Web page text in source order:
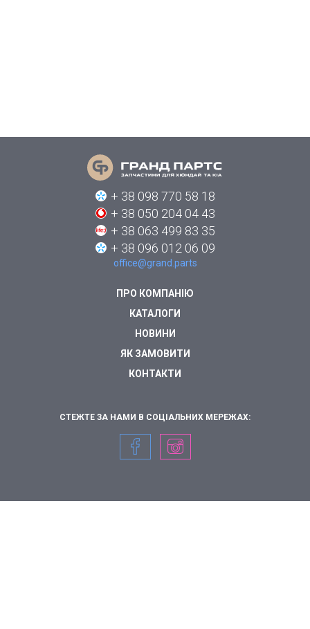
ПРО КОМПАНІЮ
КАТАЛОГИ
НОВИНИ
ЯК ЗАМОВИТИ
КОНТАКТИ
+ 38 098 770 58 18
+ 38 050 204 04 43
+ 38 063 499 83 35
+ 38 096 012 06 09
office@grand.parts
СТЕЖТЕ ЗА НАМИ В СОЦІАЛЬНИХ МЕРЕЖАХ: